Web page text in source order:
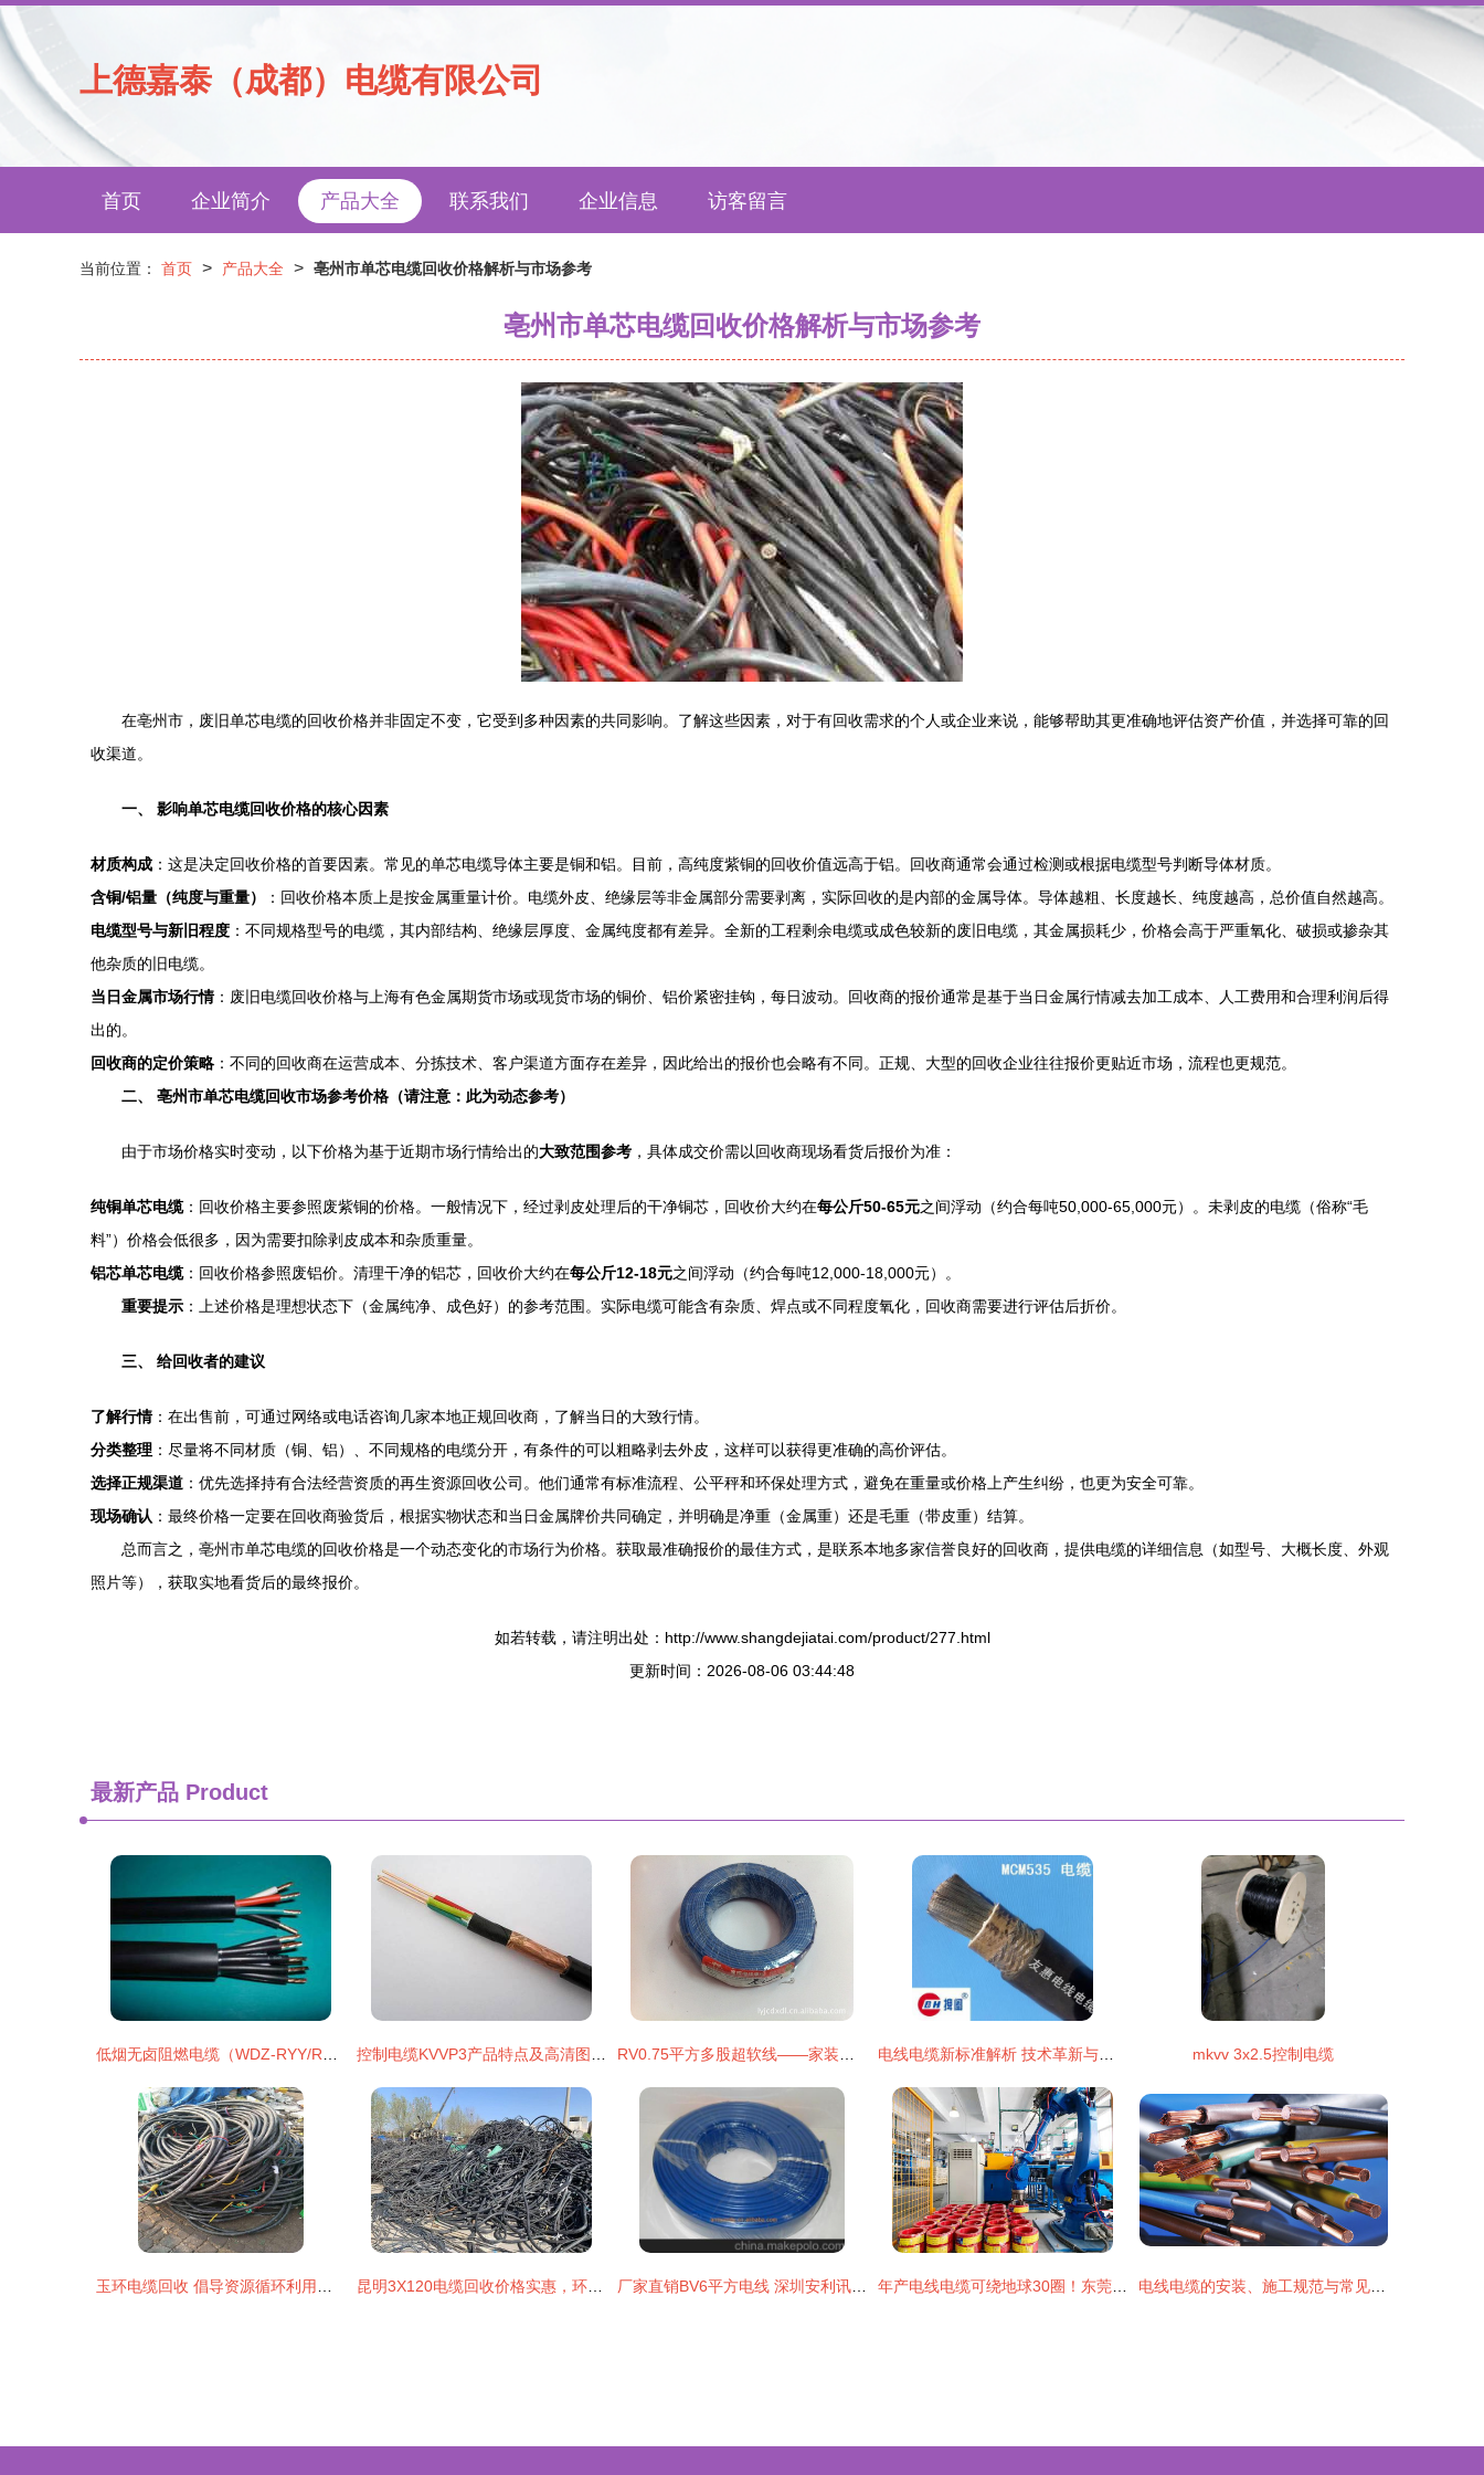
上德嘉泰（成都）电缆有限公司
首页 企业简介 产品大全 联系我们 企业信息 访客留言
当前位置： 首页 > 产品大全 > 亳州市单芯电缆回收价格解析与市场参考
亳州市单芯电缆回收价格解析与市场参考
在亳州市，废旧单芯电缆的回收价格并非固定不变，它受到多种因素的共同影响。了解这些因素，对于有回收需求的个人或企业来说，能够帮助其更准确地评估资产价值，并选择可靠的回
收渠道。
一、 影响单芯电缆回收价格的核心因素
材质构成 ：这是决定回收价格的首要因素。常见的单芯电缆导体主要是铜和铝。目前，高纯度紫铜的回收价值远高于铝。回收商通常会通过检测或根据电缆型号判断导体材质。
含铜/铝量（纯度与重量）
：回收价格本质上是按金属重量计价。电缆外皮、绝缘层等非金属部分需要剥离，实际回收的是内部的金属导体。导体越粗、长度越长、纯度越高，总价值自然越高。
电缆型号与新旧程度 ：不同规格型号的电缆，其内部结构、绝缘层厚度、金属纯度都有差异。全新的工程剩余电缆或成色较新的废旧电缆，其金属损耗少，价格会高于严重氧化、破损或掺杂其
他杂质的旧电缆。
当日金属市场行情：废旧电缆回收价格与上海有色金属期货市场或现货市场的铜价、铝价紧密挂钩，每日波动。回收商的报价通常是基于当日金属行情减去加工成本、人工费用和合理利润后得
出的。
回收商的定价策略 ：不同的回收商在运营成本、分拣技术、客户渠道方面存在差异，因此给出的报价也会略有不同。正规、大型的回收企业往往报价更贴近市场，流程也更规范。
二、 亳州市单芯电缆回收市场参考价格（请注意：此为动态参考）
由于市场价格实时变动，以下价格为基于近期市场行情给出的大致范围参考 ，具体成交价需以回收商现场看货后报价为准：
纯铜单芯电缆：回收价格主要参照废紫铜的价格。一般情况下，经过剥皮处理后的干净铜芯，回收价大约在每公斤50-65元之间浮动（约合每吨50,000-65,000元）。未剥皮的电缆（俗称“毛
料”）价格会低很多，因为需要扣除剥皮成本和杂质重量。
铝芯单芯电缆：回收价格参照废铝价。清理干净的铝芯，回收价大约在每公斤12-18元之间浮动（约合每吨12,000-18,000元）。
重要提示 ：上述价格是理想状态下（金属纯净、成色好）的参考范围。实际电缆可能含有杂质、焊点或不同程度氧化，回收商需要进行评估后折价。
三、 给回收者的建议
了解行情：在出售前，可通过网络或电话咨询几家本地正规回收商，了解当日的大致行情。
分类整理 ：尽量将不同材质（铜、铝）、不同规格的电缆分开，有条件的可以粗略剥去外皮，这样可以获得更准确的高价评估。
选择正规渠道 ：优先选择持有合法经营资质的再生资源回收公司。他们通常有标准流程、公平秤和环保处理方式，避免在重量或价格上产生纠纷，也更为安全可靠。
现场确认 ：最终价格一定要在回收商验货后，根据实物状态和当日金属牌价共同确定，并明确是净重（金属重）还是毛重（带皮重）结算。
总而言之，亳州市单芯电缆的回收价格是一个动态变化的市场行为价格。获取最准确报价的最佳方式，是联系本地多家信誉良好的回收商，提供电缆的详细信息（如型号、大概长度、外观
照片等），获取实地看货后的最终报价。
如若转载，请注明出处：http://www.shangdejiatai.com/product/277.html
更新时间：2026-08-06 03:44:48
最新产品 Product
mkvv 3x2.5控制电缆